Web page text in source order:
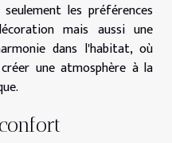
les préférences
mais aussi une
dans l'habitat, où
une atmosphère à la